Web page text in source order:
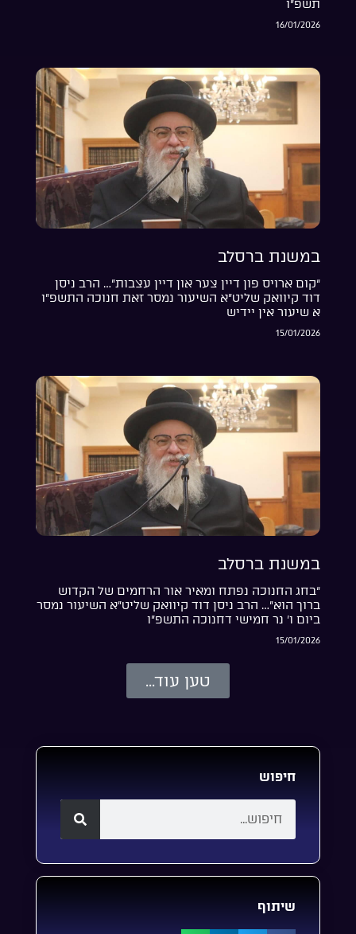
תשפ”ו
16/01/2026
במשנת ברסלב
“קום ארויס פון דיין צער און דיין עצבות”… הרב ניסן
דוד קיוואק שליט”א השיעור נמסר זאת חנוכה התשפ”ו
א שיעור אין יידיש
15/01/2026
במשנת ברסלב
“בחג החנוכה נפתח ומאיר אור הרחמים של הקדוש
ברוך הוא”… הרב ניסן דוד קיוואק שליט”א השיעור נמסר
ביום ו’ נר חמישי דחנוכה התשפ”ו
15/01/2026
טען עוד...
חיפוש
שיתוף